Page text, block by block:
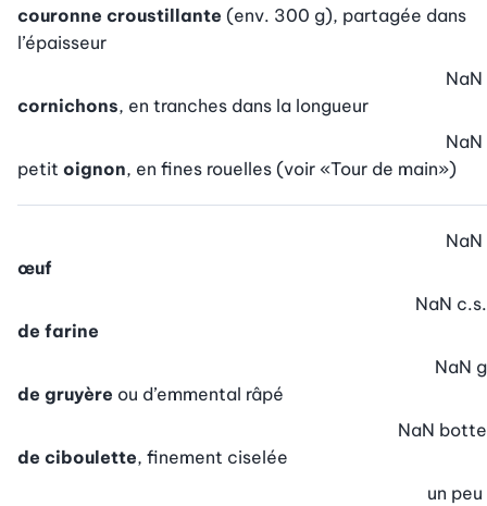
couronne croustillante (env. 300 g), partagée dans
l’épaisseur
cornichons, en tranches dans la longueur
NaN
petit oignon, en fines rouelles (voir «Tour de main»)
NaN
œuf
NaN
de farine
NaN c.s.
de gruyère ou d’emmental râpé
NaN g
de ciboulette, finement ciselée
NaN botte
un peu